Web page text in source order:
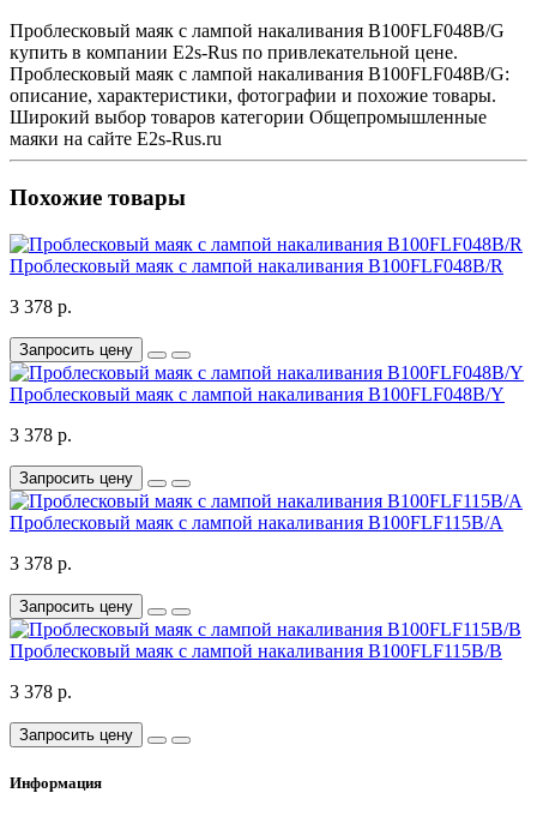
Проблесковый маяк с лампой накаливания B100FLF048B/G
купить в компании E2s-Rus по привлекательной цене.
Проблесковый маяк с лампой накаливания B100FLF048B/G:
описание, характеристики, фотографии и похожие товары.
Широкий выбор товаров категории Общепромышленные
маяки на сайте E2s-Rus.ru
Похожие товары
Проблесковый маяк с лампой накаливания B100FLF048B/R
3 378 р.
Запросить цену
Проблесковый маяк с лампой накаливания B100FLF048B/Y
3 378 р.
Запросить цену
Проблесковый маяк с лампой накаливания B100FLF115B/A
3 378 р.
Запросить цену
Проблесковый маяк с лампой накаливания B100FLF115B/B
3 378 р.
Запросить цену
Информация